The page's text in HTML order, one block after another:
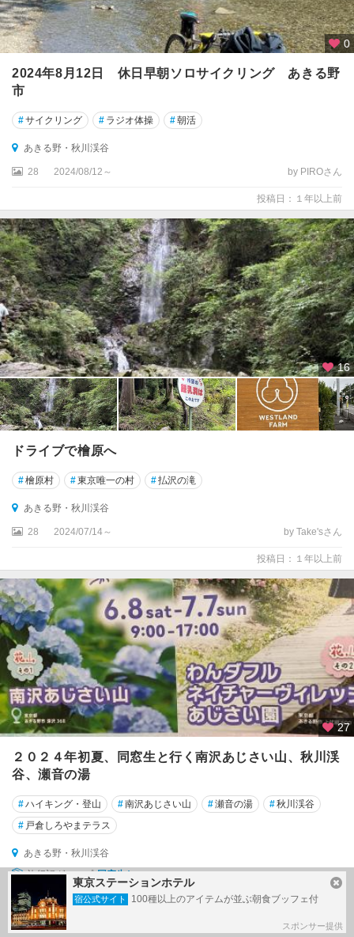
0
2024年8月12日 休日早朝ソロサイクリング あきる野
市
#サイクリング # ラジオ体操 #朝活
あきる野・秋川渓谷
28 2024/08/12～ by PIROさん
投稿日：１年以上前
16
ドライブで檜原へ
#檜原村 #東京唯一の村 #払沢の滝
あきる野・秋川渓谷
28 2024/07/14～ by Take'sさん
投稿日：１年以上前
27
２０２４年初夏、同窓生と行く南沢あじさい山、秋川渓
谷、瀬音の湯
#ハイキング・登山 #南沢あじさい山 #瀬音の湯 #秋川渓谷
# 戸倉しろやまテラス
あきる野・秋川渓谷
旅行記グループ 同窓生と＋
86 2024/06/29～ by jun1さん
投稿日：１年以上前
東京ステーションホテル
宿公式サイト 100種以上のアイテムが並ぶ朝食ブッフェ付
スポンサー提供